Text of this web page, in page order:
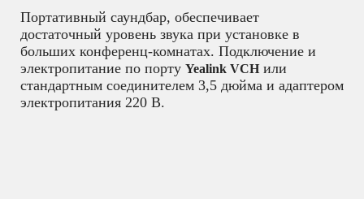
Портативный саундбар, обеспечивает
достаточный уровень звука при установке в
больших конференц-комнатах. Подключение и
электропитание по порту Yealink VCH или
стандартным соединителем 3,5 дюйма и адаптером
электропитания 220 В.